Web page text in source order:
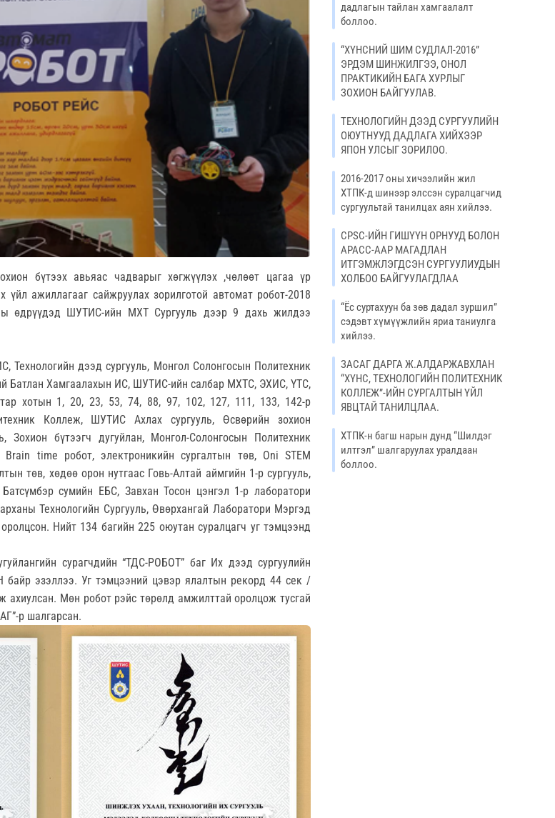
бүтээх авьяас чадварыг хөгжүүлэх ,чөлөөт цагаа үр
үйл ажиллагааг сайжруулах зорилготой автомат робот-2018
өдрүүдэд ШУТИС-ийн МХТ Сургууль дээр 9 дахь жилдээ
дээд сургууль, Монгол Солонгосын Политехник
Батлан Хамгаалахын ИС, ШУТИС-ийн салбар МХТС, ЭХИС, ҮТС,
хотын 1, 20, 23, 53, 74, 88, 97, 102, 127, 111, 133, 142-р
Коллеж, ШУТИС Ахлах сургууль, Өсвөрийн зохион
Зохион бүтээгч дугуйлан, Монгол-Солонгосын Политехник
time робот, электроникийн сургалтын төв, Oni STEM
төв, хөдөө орон нутгаас Говь-Алтай аймгийн 1-р сургууль,
сумийн ЕБС, Завхан Тосон цэнгэл 1-р лаборатори
Технологийн Сургууль, Өвөрхангай Лаборатори Мэргэд
Нийт 134 багийн 225 оюутан суралцагч уг тэмцээнд
сурагчдийн “ТДС-РОБОТ” баг Их дээд сургуулийн
байр эзэллээ. Уг тэмцээний цэвэр ялалтын рекорд 44 сек /
Мөн робот рэйс төрөлд амжилттай оролцож тусгай
р шалгарсан.
дадлагын тайлан хамгаалалт
боллоо.
“ХҮНСНИЙ ШИМ СУДЛАЛ-2016”
ЭРДЭМ ШИНЖИЛГЭЭ, ОНОЛ
ПРАКТИКИЙН БАГА ХУРЛЫГ
ЗОХИОН БАЙГУУЛАВ.
ТЕХНОЛОГИЙН ДЭЭД СУРГУУЛИЙН
ОЮУТНУУД ДАДЛАГА ХИЙХЭЭР
ЯПОН УЛСЫГ ЗОРИЛОО.
2016-2017 оны хичээлийн жил
ХТПК-д шинээр элссэн суралцагчид
сургуультай танилцах аян хийлээ.
CPSC-ИЙН ГИШҮҮН ОРНУУД БОЛОН
APACC-ААР МАГАДЛАН
ИТГЭМЖЛЭГДСЭН СУРГУУЛИУДЫН
ХОЛБОО БАЙГУУЛАГДЛАА
“Ёс суртахуун ба зөв дадал зуршил”
сэдэвт хүмүүжлийн яриа таниулга
хийлээ.
ЗАСАГ ДАРГА Ж.АЛДАРЖАВХЛАН
“ХҮНС, ТЕХНОЛОГИЙН ПОЛИТЕХНИК
КОЛЛЕЖ”-ИЙН СУРГАЛТЫН ҮЙЛ
ЯВЦТАЙ ТАНИЛЦЛАА.
ХТПК-н багш нарын дунд “Шилдэг
илтгэл” шалгаруулах уралдаан
боллоо.